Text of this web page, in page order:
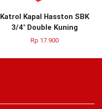
Katrol Kapal Hasston SBK
3/4″ Double Kuning
Rp 17.900